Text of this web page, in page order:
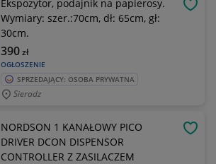
Ekspozytor, podajnik na papierosy.
Wymiary: szer.:70cm, dł: 65cm, gł:
30cm.
OGŁOSZENIE
390zł
SPRZEDAJĄCY: OSOBA PRYWATNA
Sieradz
NORDSON 1 KANAŁOWY PICO
DRIVER DCON DISPENSOR
CONTROLLER Z ZASILACZEM